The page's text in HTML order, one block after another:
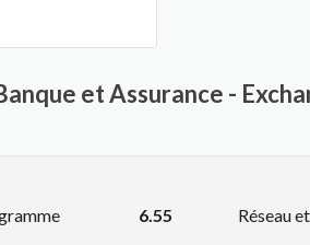
et Assurance -
6.55
Réseau